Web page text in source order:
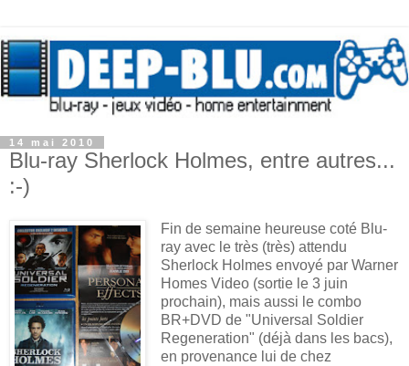
14 mai 2010
Blu-ray Sherlock Holmes, entre autres...
:-)
Fin de semaine heureuse coté Blu-
ray avec le très (très) attendu
Sherlock Holmes envoyé par Warner
Homes Video (sortie le 3 juin
prochain), mais aussi le combo
BR+DVD de "Universal Soldier
Regeneration" (déjà dans les bacs),
en provenance lui de chez